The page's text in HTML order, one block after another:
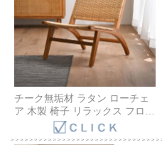
チーク無垢材 ラタン ローチェ
ア 木製 椅子 リラックス フロア
チェア ラウンジチェア パーソ
ナルチェア ラタンチェア 座椅